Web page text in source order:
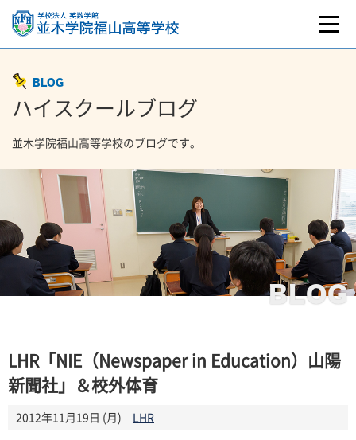
BLOG
BLOG
ハイスクールブログ
並木学院福山高等学校のブログです。
LHR「NIE（Newspaper in Education）山陽
新聞社」＆校外体育
2012年11月19日 (月)
LHR